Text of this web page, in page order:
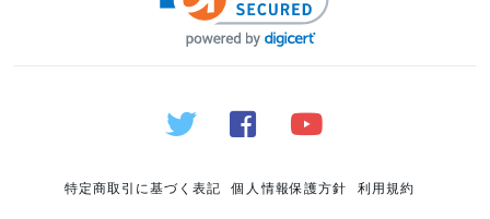
特定商取引に基づく表記 個人情報保護方針 利用規約